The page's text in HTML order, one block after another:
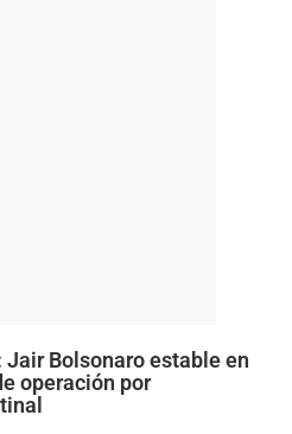
Jair Bolsonaro estable en
operación por